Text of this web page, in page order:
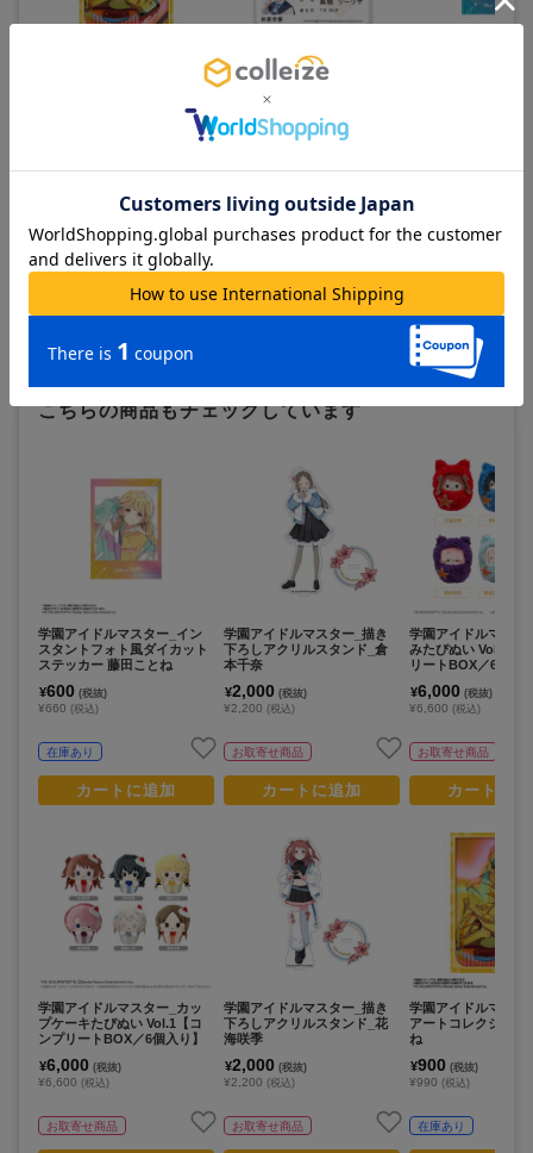
学園アイドルマスター_Illusta
アートコレクション 藤田こと
カートに追加
学園アイドルマスター_学生
証風アクリルキーホルダー 葛
城リーリヤ
¥700 (税抜)
カートに追加 カートに
この商品を見ている人は
こちらの商品もチェックしています
学園アイドルマスター_イン
スタントフォト風ダイカット
ステッカー 藤田ことね
¥600 (税抜)
¥660 (税込)
在庫あり
カートに追加
学園アイドルマスター_カッ
プケーキたぴぬい Vol.1【コ
ンプリートBOX／6個入り】
¥6,000 (税抜)
¥6,600 (税込)
お取寄せ商品
学園アイドルマスター_描き
下ろしアクリルスタンド_倉
本千奈
¥2,000 (税抜)
¥2,200 (税込)
お取寄せ商品
カートに追加
学園アイドルマスター_描き
下ろしアクリルスタンド_花
海咲季
¥2,000 (税抜)
¥2,200 (税込)
お取寄せ商品
学園アイドルマスタ
みたぴぬい Vol.1
リートBOX／6個入
¥6,000 (税抜)
¥6,600 (税込)
お取寄せ商品
カートに
学園アイドルマスタ
アートコレクション
ね
¥900 (税抜)
¥990 (税込)
在庫あり